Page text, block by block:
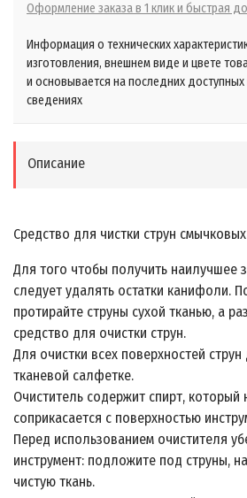
Оформление заказа в 1 клик и быстрая
Информация о технических
изготовления, внешнем виде и цвете
и основывается на последних
сведениях
Описание
Средство для чистки струн
Для того чтобы получить наилучшее
следует удалять остатки канифоли.
протирайте струны сухой тканью, а
средство для очистки струн.
Для очистки всех поверхностей
тканевой салфетке.
Очиститель содержит спирт,
соприкасается с поверхностью
Перед использованием очистителя
инструмент: подложите под струны,
чистую ткань.